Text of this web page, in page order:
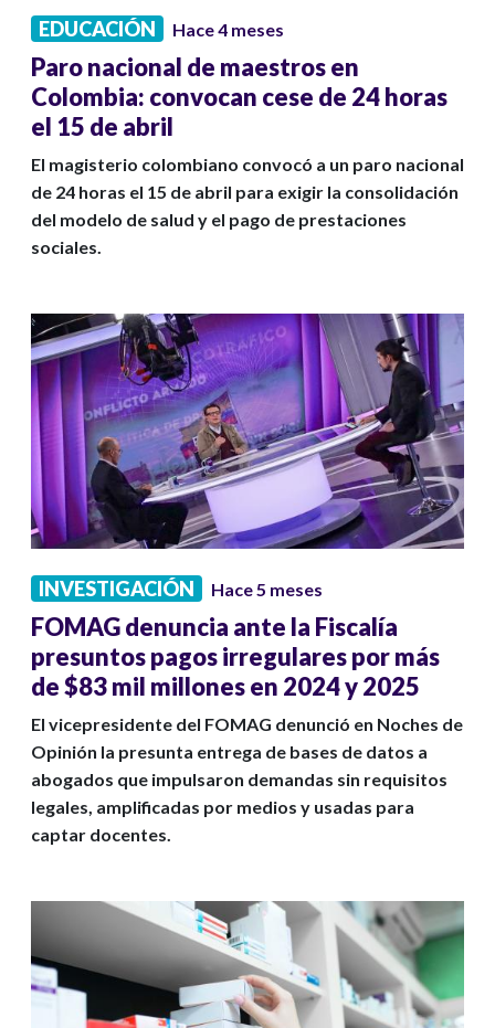
EDUCACIÓN Hace 4 meses
Paro nacional de maestros en
Colombia: convocan cese de 24 horas
el 15 de abril
El magisterio colombiano convocó a un paro nacional
de 24 horas el 15 de abril para exigir la consolidación
del modelo de salud y el pago de prestaciones
sociales.
INVESTIGACIÓN Hace 5 meses
FOMAG denuncia ante la Fiscalía
presuntos pagos irregulares por más
de $83 mil millones en 2024 y 2025
El vicepresidente del FOMAG denunció en Noches de
Opinión la presunta entrega de bases de datos a
abogados que impulsaron demandas sin requisitos
legales, amplificadas por medios y usadas para
captar docentes.